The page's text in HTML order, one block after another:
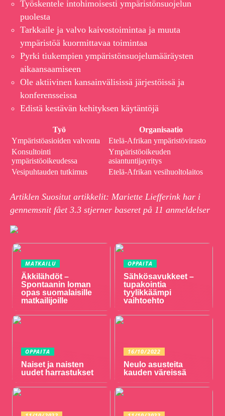
Työskentele intohimoisesti ympäristönsuojelun
puolesta
Tarkkaile ja valvo kaivostoimintaa ja muuta
ympäristöä kuormittavaa toimintaa
Pyrki tiukempien ympäristönsuojelumääräysten
aikaansaamiseen
Ole aktiivinen kansainvälisissä järjestöissä ja
konferensseissa
Edistä kestävän kehityksen käytäntöjä
Työ
Organisaatio
Ympäristöasioiden valvonta
Etelä-Afrikan ympäristövirasto
Konsultointi
ympäristöoikeudessa
Ympäristöoikeuden
asiantuntijayritys
Vesipuhtauden tutkimus
Etelä-Afrikan vesihuoltolaitos
Artiklen Suositut artikkelit: Mariette Liefferink har i
gennemsnit fået 3.3 stjerner baseret på 11 anmeldelser
MATKAILU
Äkkilähdöt –
Spontaanin loman
opas suomalaisille
matkailijoille
OPPAITA
Sähkösavukkeet –
tupakointia
tyylikkäämpi
vaihtoehto
OPPAITA
Naiset ja naisten
uudet harrastukset
16/10/2022
Neulo asusteita
kauden väreissä